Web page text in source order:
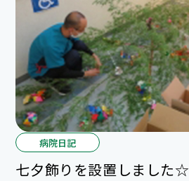
病院日記
七夕飾りを設置しました☆